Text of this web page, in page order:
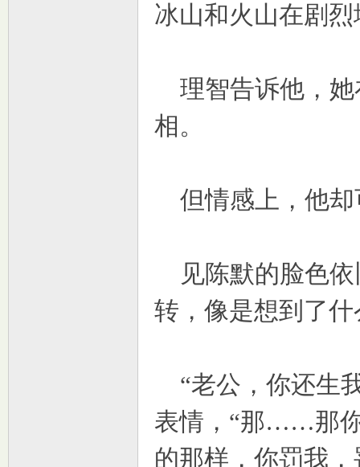
冰山和火山在剧
理智告诉他，她
相。
但情感上，他却
见陈默的脸色依
转，像是想到了
“老公，你还生
表情，“那……那
的那样，你罚我